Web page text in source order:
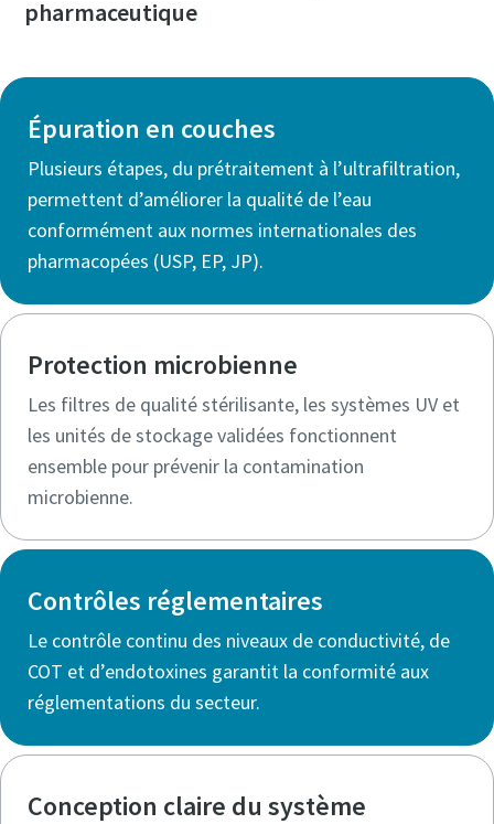
pharmaceutique
Épuration en couches
Plusieurs étapes, du prétraitement à l’ultrafiltration,
permettent d’améliorer la qualité de l’eau
conformément aux normes internationales des
pharmacopées (USP, EP, JP).
Protection microbienne
Les filtres de qualité stérilisante, les systèmes UV et
les unités de stockage validées fonctionnent
ensemble pour prévenir la contamination
microbienne.
Contrôles réglementaires
Le contrôle continu des niveaux de conductivité, de
COT et d’endotoxines garantit la conformité aux
réglementations du secteur.
Conception claire du système